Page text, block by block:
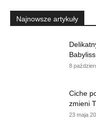
Najnowsze artykuły
8
Ciche
zmieni
23 maja